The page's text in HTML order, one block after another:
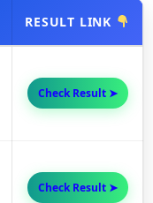
RESULT LINK
Check Result ➤
Check Result ➤